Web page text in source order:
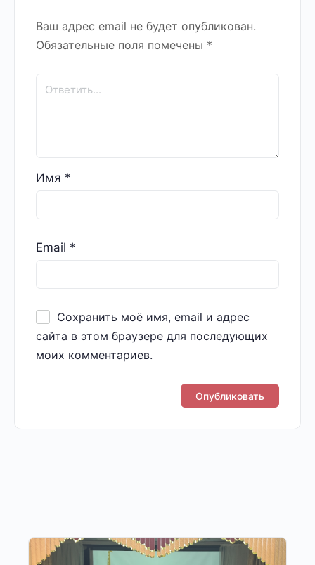
Ваш адрес email не будет опубликован.
Обязательные поля помечены *
Имя *
Email *
Сохранить моё имя, email и адрес
сайта в этом браузере для последующих
моих комментариев.
Другие публикации